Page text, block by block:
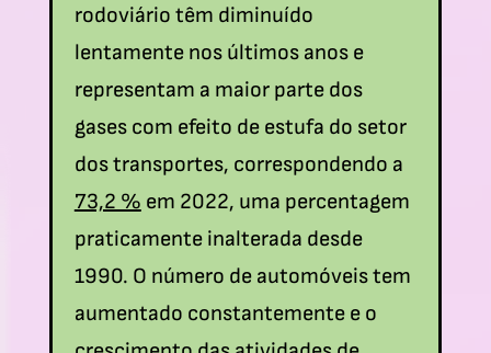
rodoviário têm diminuído
lentamente nos últimos anos e
representam a maior parte dos
gases com efeito de estufa do setor
dos transportes, correspondendo a
73,2 % em 2022, uma percentagem
praticamente inalterada desde
1990. O número de automóveis tem
aumentado constantemente e o